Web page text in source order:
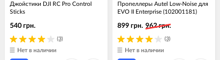
Джойстики DJI RC Pro Control
Sticks
(3)
540 грн.
Нет в наличии
Пропеллеры Autel Low-Noise для
EVO II Enterprise (102001181)
(3)
899 грн. 962 грн.
Нет в наличии